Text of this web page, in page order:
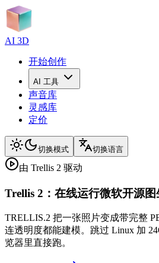
AI 3D
开始创作
AI 工具
声音库
灵感库
定价
切换模式 切换语言
由 Trellis 2 驱动
Trellis 2：在线运行微软开源图
TRELLIS.2 把一张照片变成带完整
连透明度都能建模。跳过 Linux 加
览器里直接跑。